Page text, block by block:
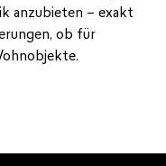
anzubieten – exakt
ob für